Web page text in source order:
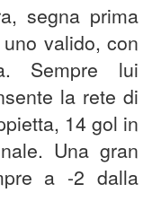
segna prima
valido, con
Sempre lui
la rete di
14 gol in
Una gran
a -2 dalla